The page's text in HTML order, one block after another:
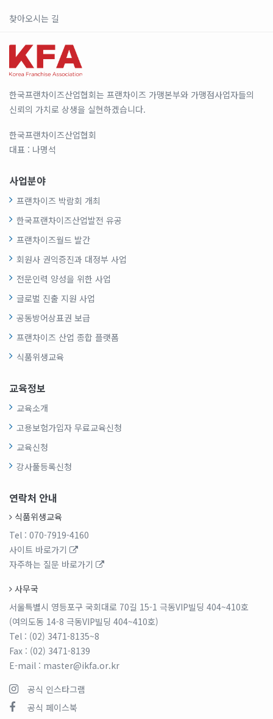
찾아오시는 길
한국프랜차이즈산업협회는 프랜차이즈 가맹본부와 가맹점사업자들의
신뢰의 가치로 상생을 실현하겠습니다.
한국프랜차이즈산업협회
대표 : 나명석
사업분야
프랜차이즈 박람회 개최
한국프랜차이즈산업발전 유공
프랜차이즈월드 발간
회원사 권익증진과 대정부 사업
전문인력 양성을 위한 사업
글로벌 진출 지원 사업
공동방어상표권 보급
프랜차이즈 산업 종합 플랫폼
식품위생교육
교육정보
교육소개
고용보험가입자 무료교육신청
교육신청
강사풀등록신청
연락처 안내
식품위생교육
Tel : 070-7919-4160
사이트 바로가기
자주하는 질문 바로가기
사무국
서울특별시 영등포구 국회대로 70길 15-1 극동VIP빌딩 404~410호
(여의도동 14-8 극동VIP빌딩 404~410호)
Tel : (02) 3471-8135~8
Fax : (02) 3471-8139
E-mail : master@ikfa.or.kr
공식 인스타그램
공식 페이스북